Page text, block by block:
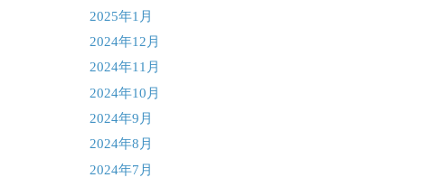
2025年1月
2024年12月
2024年11月
2024年10月
2024年9月
2024年8月
2024年7月